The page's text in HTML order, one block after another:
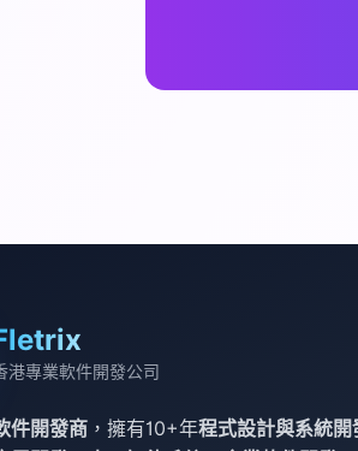
港專業軟件開發公司
件開發商 ，擁有10+年程式設計與系統開